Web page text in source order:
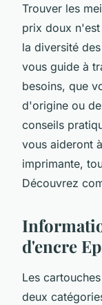
Trouver les
prix doux
la diversité
vous guide à
besoins, que
d'origine ou
conseils
vous aideront
imprimante,
Découvrez
d'encre
Les
deux